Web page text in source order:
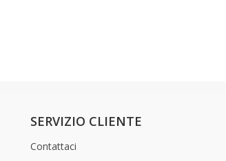
SERVIZIO CLIENTE
Contattaci